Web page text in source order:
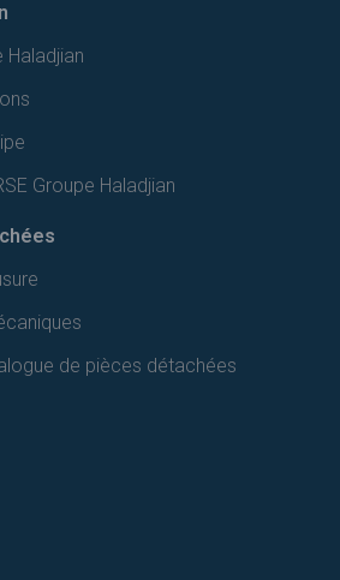
Haladjian
Groupe Haladjian
de pièces détachées